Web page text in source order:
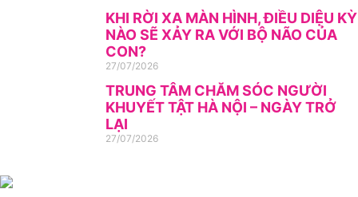
KHI RỜI XA MÀN HÌNH, ĐIỀU DIỆU KỲ
NÀO SẼ XẢY RA VỚI BỘ NÃO CỦA
CON?
27/07/2026
TRUNG TÂM CHĂM SÓC NGƯỜI
KHUYẾT TẬT HÀ NỘI – NGÀY TRỞ
LẠI
27/07/2026